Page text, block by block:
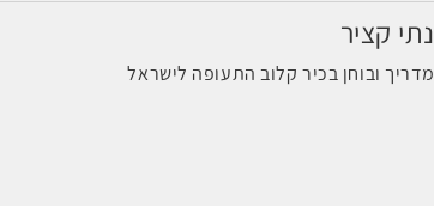
נתי קציר
מדריך ובוחן בכיר קלוב התעופה לישראל